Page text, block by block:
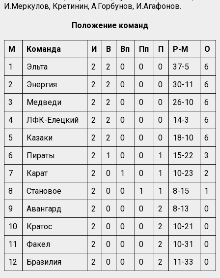
И.Меркулов, Кретинин, А.Горбунов, И.Агафонов.
Положение команд
М Команда И В Вп Пп П Р-М
О
1
Эльта 2 2 0 0 0 37-5
6
2
Энергия 2 2 0 0 0 30-11
6
3
Медведи 2 2 0 0 0 26-10
6
4
ЛФК-Елецкий 2 2 0 0 0 14-3
6
5
Казаки 2 2 0 0 0 18-10
6
6
Пираты 2 1 0 0 1 15-22
3
7
Карат 2 0 1 0 1 10-23
2
8
Становое 2 0 0 1 1 8-15
1
9
Авангард 2 0 0 0 2 8-13
0
10
Кратос 2 0 0 0 2 10-21
0
11
Факел 2 0 0 0 2 10-31
0
12
Бразилия 2 0 0 0 2 11-33 0